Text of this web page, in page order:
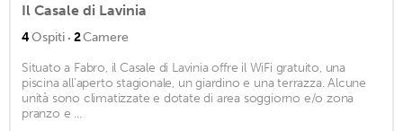
Il Casale di Lavinia
4Ospiti · 2Camere
Situato a Fabro, il Casale di Lavinia offre il WiFi gratuito, una
piscina all'aperto stagionale, un giardino e una terrazza. Alcune
unità sono climatizzate e dotate di area soggiorno e/o zona
pranzo e ...